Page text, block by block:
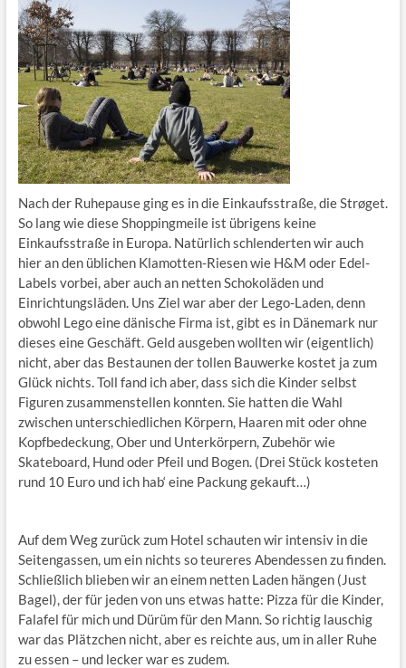
Nach der Ruhepause ging es in die Einkaufsstraße, die Strøget.
So lang wie diese Shoppingmeile ist übrigens keine
Einkaufsstraße in Europa. Natürlich schlenderten wir auch
hier an den üblichen Klamotten-Riesen wie H&M oder Edel-
Labels vorbei, aber auch an netten Schokoläden und
Einrichtungsläden. Uns Ziel war aber der Lego-Laden, denn
obwohl Lego eine dänische Firma ist, gibt es in Dänemark nur
dieses eine Geschäft. Geld ausgeben wollten wir (eigentlich)
nicht, aber das Bestaunen der tollen Bauwerke kostet ja zum
Glück nichts. Toll fand ich aber, dass sich die Kinder selbst
Figuren zusammenstellen konnten. Sie hatten die Wahl
zwischen unterschiedlichen Körpern, Haaren mit oder ohne
Kopfbedeckung, Ober und Unterkörpern, Zubehör wie
Skateboard, Hund oder Pfeil und Bogen. (Drei Stück kosteten
rund 10 Euro und ich hab‘ eine Packung gekauft…)
Auf dem Weg zurück zum Hotel schauten wir intensiv in die
Seitengassen, um ein nichts so teureres Abendessen zu finden.
Schließlich blieben wir an einem netten Laden hängen (Just
Bagel), der für jeden von uns etwas hatte: Pizza für die Kinder,
Falafel für mich und Dürüm für den Mann. So richtig lauschig
war das Plätzchen nicht, aber es reichte aus, um in aller Ruhe
zu essen – und lecker war es zudem.